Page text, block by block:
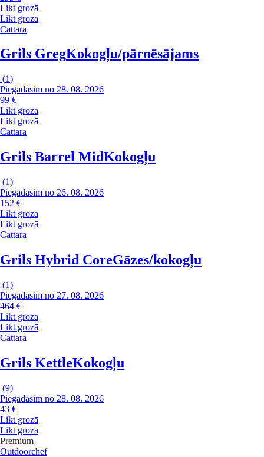
Likt grozā
Likt grozā
Cattara
Grils GregKokogļu/pārnēsājams
(1)
Piegādāsim no 28. 08. 2026
99 €
Likt grozā
Likt grozā
Cattara
Grils Barrel MidKokogļu
(1)
Piegādāsim no 26. 08. 2026
152 €
Likt grozā
Likt grozā
Cattara
Grils Hybrid CoreGāzes/kokogļu
(1)
Piegādāsim no 27. 08. 2026
464 €
Likt grozā
Likt grozā
Cattara
Grils KettleKokogļu
(9)
Piegādāsim no 28. 08. 2026
43 €
Likt grozā
Likt grozā
Premium
Outdoorchef